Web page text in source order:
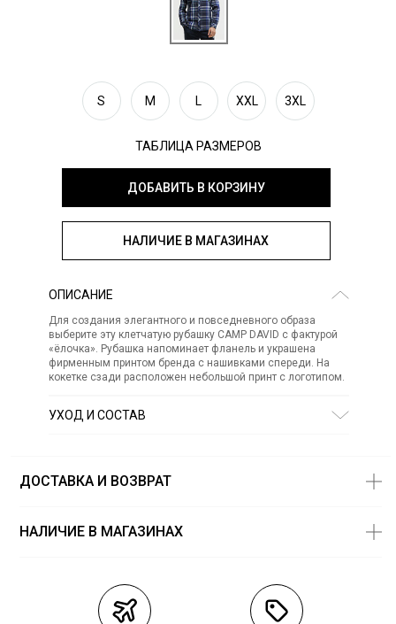
S M L XXL 3XL
ТАБЛИЦА РАЗМЕРОВ
ДОБАВИТЬ В КОРЗИНУ
НАЛИЧИЕ В МАГАЗИНАХ
ОПИСАНИЕ
Для создания элегантного и повседневного образа
выберите эту клетчатую рубашку CAMP DAVID с фактурой
«ёлочка». Рубашка напоминает фланель и украшена
фирменным принтом бренда с нашивками спереди. На
кокетке сзади расположен небольшой принт с логотипом.
УХОД И СОСТАВ
ХИМИЧЕСКАЯ ЧИСТКА:
СУШКА:не сушить в стиральной машине
ДОСТАВКА И ВОЗВРАТ
Курьерская доставка СДЭК
НАЛИЧИЕ В МАГАЗИНАХ
ТЦ «Метрополис» - магазин
S — 1 шт.